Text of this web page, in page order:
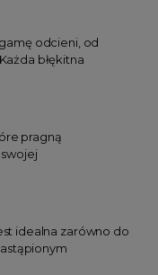
odcieni, od
błękitna
pragną
idealna zarówno do